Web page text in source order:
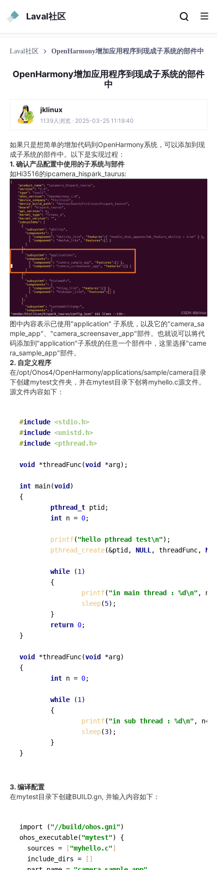
Laval社区
Laval社区 OpenHarmony增加应用程序到现成子系统的部件中
OpenHarmony增加应用程序到现成子系统的部件
中
jklinux
1139人浏览 · 2025-03-25 11:19:40
如果只是想简单的增加代码到OpenHarmony系统，可以添加到现
成子系统的部件中。以下是实现过程：
1. 确认产品配置中使用的子系统与部件
如Hi3516的ipcamera_hispark_taurus:
图中内容表示已使用"application" 子系统，以及它的"camera_sa
mple_app"、"camera_screensaver_app"部件。也就说可以将代
码添加到"application"子系统的任意一个部件中，这里选择"came
ra_sample_app"部件。
2. 自定义程序
在/opt/Ohos4/OpenHarmony/applications/sample/camera目录
下创建mytest文件夹，并在mytest目录下创将myhello.c源文件。
源文件内容如下：
#include <stdio.h>
#include <unistd.h>
#include <pthread.h>
void *threadFunc(void *arg) ;
int main(void )
{
pthread_t ptid;
int n = 0;
printf("hello pthread test\n");
pthread_create(&ptid, NULL , threadFunc,
while (1 )
        {
printf("in main thread : %d\n" ,
sleep(5);
        }
return 0;
}
void *threadFunc(void
*arg)
{
int n = 0;
while (1 )
        {
printf("in sub thread : %d\n" ,
sleep(3);
        }
3. 编译配置
在mytest目录下创建BUILD.gn, 并输入内容如下：
import ("//build/ohos.gni"
ohos_executable("mytest")
{
  sources =
["myhello.c"]
  include_dirs =
[]